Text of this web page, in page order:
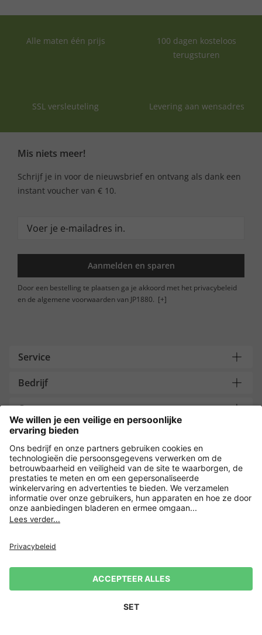
Alle maten één prijs
100 dagen kosteloos
terugsturen
SSL versleuteling Levering aan wensadres
Mis niets meer!
Schrijf je in voor de nieuwsbrief en ontvang als dank een
instant voucher van € 10.
Aanmelden en sparen
Door een bestelling te plaatsen ga je akkoord met het privacybeleid
en de algemene voorwaarden van JP1880. [+]
Service
Bedrijf
Contacteer ons
Overige webwinkels
Nederland
Payment and Delivery